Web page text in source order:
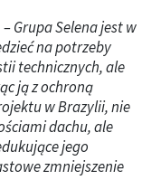
Grupa Selena jest w
na potrzeby
technicznych, ale
ją z ochroną
w Brazylii, nie
dachu, ale
jego
zmniejszenie